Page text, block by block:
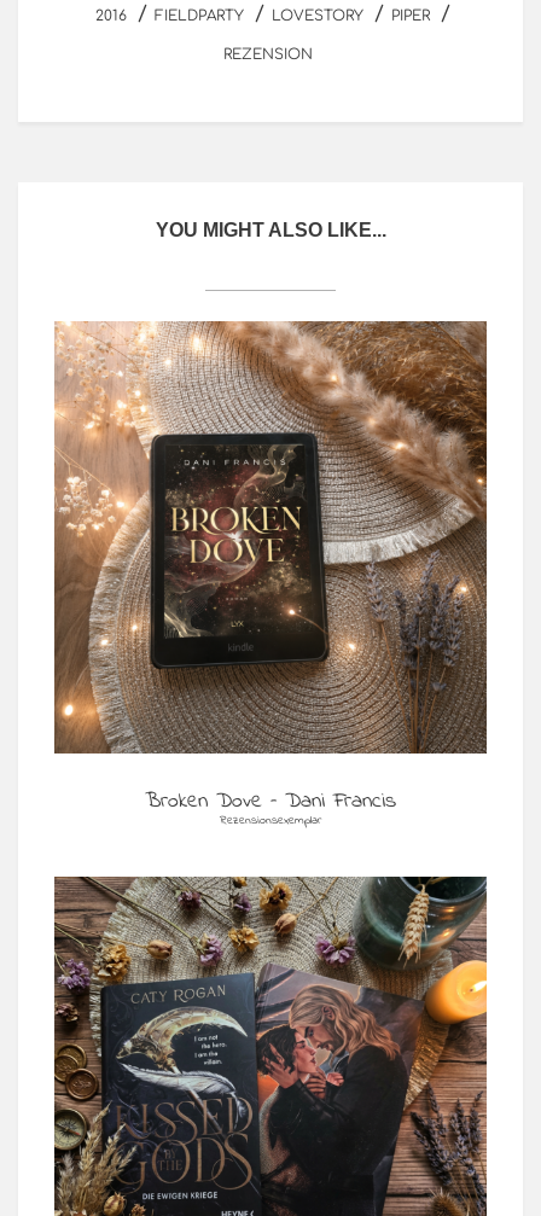
2016 / FIELDPARTY / LOVESTORY / PIPER /
REZENSION
YOU MIGHT ALSO LIKE...
Broken Dove – Dani Francis
Rezensionsexemplar